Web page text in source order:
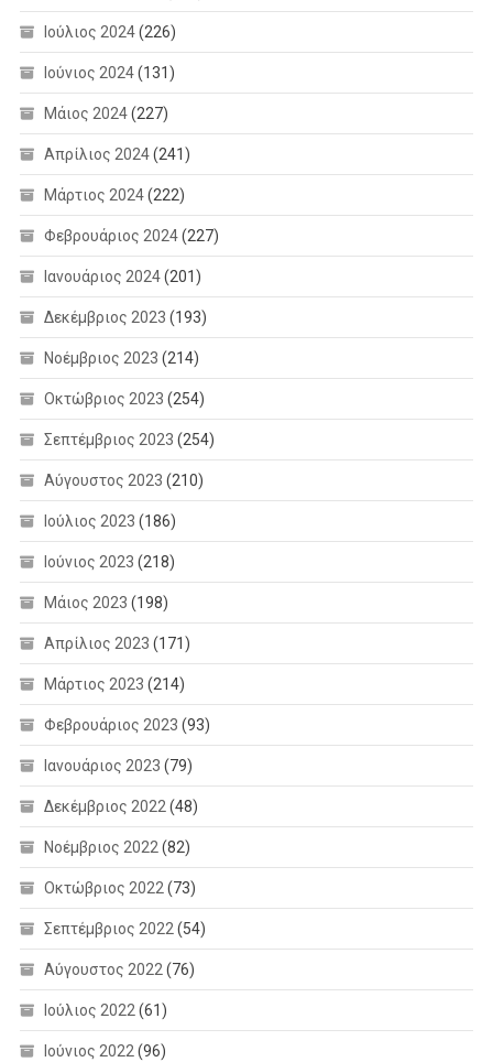
Ιούλιος 2024(226)
Ιούνιος 2024(131)
Μάιος 2024(227)
Απρίλιος 2024(241)
Μάρτιος 2024(222)
Φεβρουάριος 2024(227)
Ιανουάριος 2024(201)
Δεκέμβριος 2023 (193)
Νοέμβριος 2023 (214)
Οκτώβριος 2023 (254)
Σεπτέμβριος 2023 (254)
Αύγουστος 2023 (210)
Ιούλιος 2023 (186)
Ιούνιος 2023 (218)
Μάιος 2023 (198)
Απρίλιος 2023 (171)
Μάρτιος 2023 (214)
Φεβρουάριος 2023 (93)
Ιανουάριος 2023 (79)
Δεκέμβριος 2022 (48)
Νοέμβριος 2022 (82)
Οκτώβριος 2022 (73)
Σεπτέμβριος 2022 (54)
Αύγουστος 2022 (76)
Ιούλιος 2022 (61)
Ιούνιος 2022 (96)